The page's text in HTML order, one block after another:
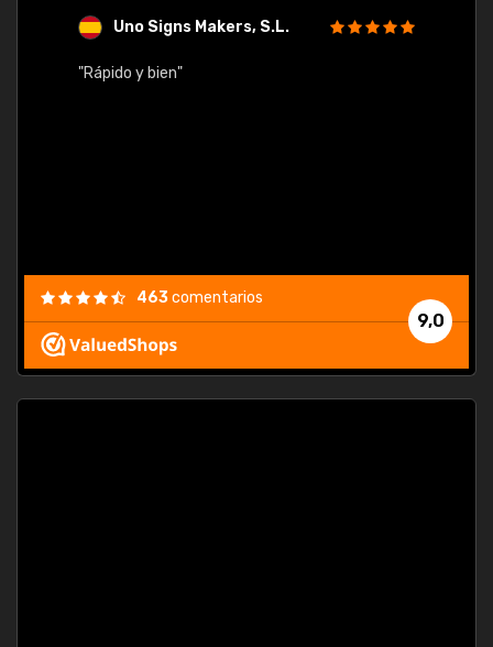
Uno Signs Makers, S.L.
"Rápido y bien"
9,0
463comentarios